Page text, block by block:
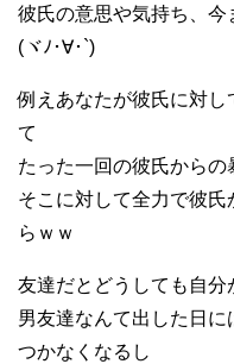
彼氏の意思や気持ち、
(ヾﾉ･∀･`)
例えあなたが彼氏に対し
て
たった一回の彼氏から
そこに対して全力で彼
らｗｗ
友達だとどうしても自分
男友達なんて出した日
つかなくなるし